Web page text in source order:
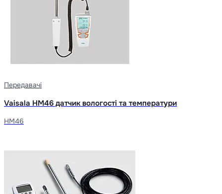
Передавачі
Vaisala HM46 датчик вологості та температури
HM46